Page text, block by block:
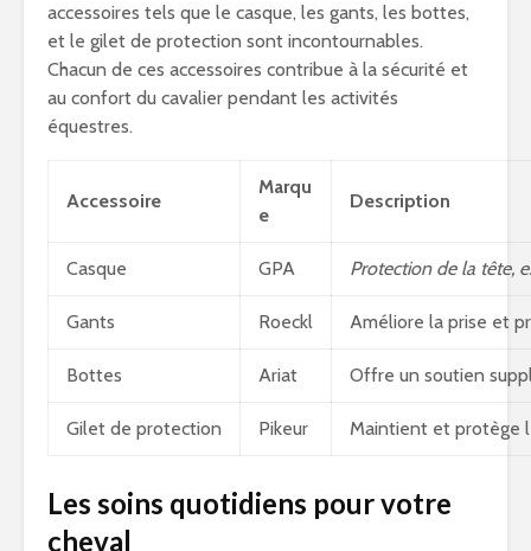
accessoires tels que le casque, les gants, les bottes,
et le gilet de protection sont incontournables.
Chacun de ces accessoires contribue à la sécurité et
au confort du cavalier pendant les activités
équestres.
Accessoire
Marqu
e
Description
Casque GPA Protection de la tête,
Gants Roeckl Améliore la prise et
Bottes Ariat Offre un soutien
Gilet de protection Pikeur Maintient et protège
Les soins quotidiens pour votre
cheval